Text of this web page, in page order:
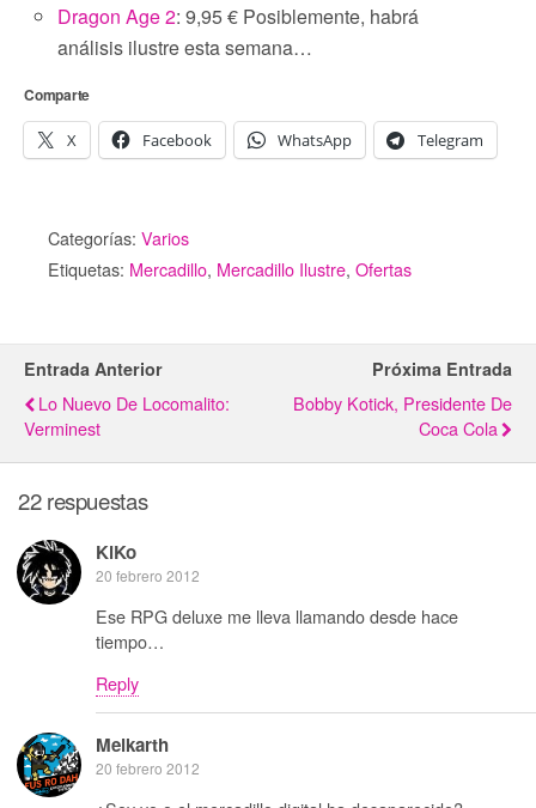
Dragon Age 2: 9,95 € Posiblemente, habrá
análisis ilustre esta semana…
Comparte
X Facebook WhatsApp Telegram
Categorías: Varios
Etiquetas: Mercadillo, Mercadillo Ilustre, Ofertas
Entrada Anterior
Lo Nuevo De Locomalito:
Verminest
Próxima Entrada
Bobby Kotick, Presidente De
Coca Cola
22 respuestas
KiKo
20 febrero 2012
Ese RPG deluxe me lleva llamando desde hace
tiempo…
Reply
Melkarth
20 febrero 2012